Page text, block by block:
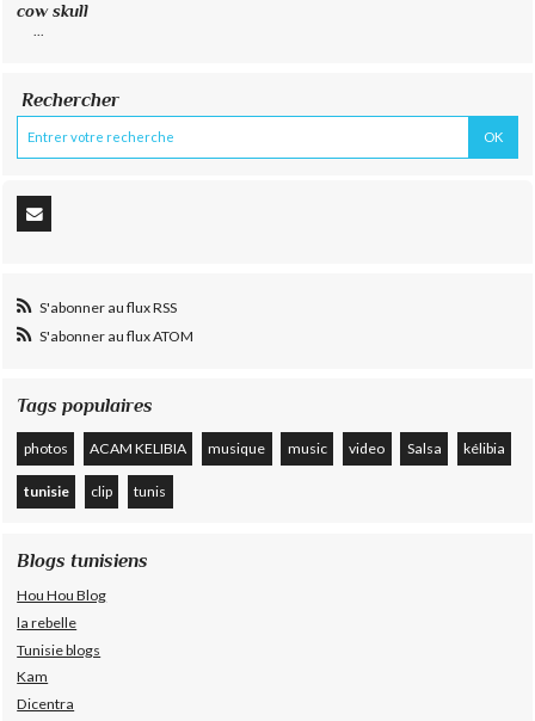
cow skull
...
Rechercher
S'abonner au flux RSS
S'abonner au flux ATOM
Tags populaires
photos ACAM KELIBIA musique music video Salsa kélibia
tunisie clip tunis
Blogs tunisiens
Hou Hou Blog
la rebelle
Tunisie blogs
Kam
Dicentra